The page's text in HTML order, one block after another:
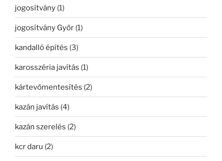
jogosítvány (1)
jogosítvány Győr (1)
kandalló építés (3)
karosszéria javítás (1)
kártevőmentesítés (2)
kazán javítás (4)
kazán szerelés (2)
kcr daru (2)